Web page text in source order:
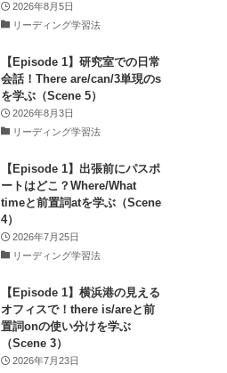
2026年8月5日
リーディング学習法
【Episode 1】研究室での日常
会話！There are/can/3単現のs
を学ぶ（Scene 5）
2026年8月3日
リーディング学習法
【Episode 1】出張前にパスポ
ートはどこ？Where/What
timeと前置詞atを学ぶ（Scene
4）
2026年7月25日
リーディング学習法
【Episode 1】横浜港の見える
オフィスで！there is/areと前
置詞onの使い分けを学ぶ
（Scene 3）
2026年7月23日